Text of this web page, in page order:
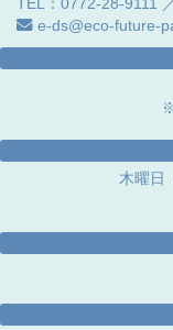
e-ds@eco-future-
木曜日